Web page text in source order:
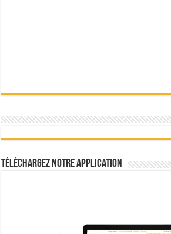
Téléchargez notre Application